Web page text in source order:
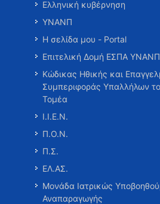
Ελληνική κυβέρνηση
ΥΝΑΝΠ
Η σελίδα μου - Portal
Επιτελική Δομή ΕΣΠΑ ΥΝΑΝΠ
Κώδικας Ηθικής και
Συμπεριφοράς Υπαλλήλων
Τομέα
Ι.Ι.Ε.Ν.
Π.Ο.Ν.
Π.Σ.
ΕΛ.ΑΣ.
Μονάδα Ιατρικώς
Αναπαραγωγής